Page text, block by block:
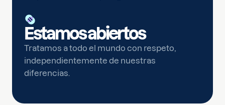
Estamos abiertos
Tratamos a todo el mundo con respeto,
independientemente de nuestras
diferencias.